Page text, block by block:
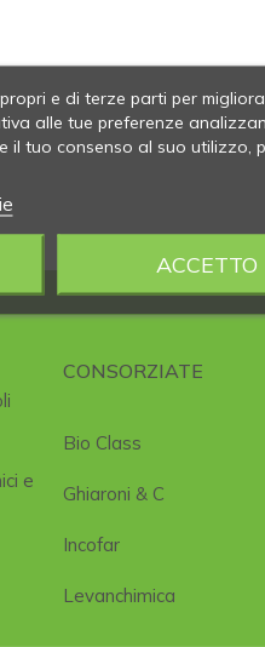
e
CONSORZIATE
Bio Class
Ghiaroni & C
Incofar
Levanchimica
e di terze parti per
alle tue preferenze
il tuo consenso al suo utilizzo,
ACCETTO